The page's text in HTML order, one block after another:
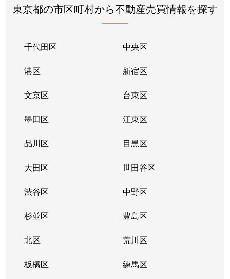
東京都の市区町村から不動産売買情報を探す
千代田区 中央区
港区 新宿区
文京区 台東区
墨田区 江東区
品川区 目黒区
大田区 世田谷区
渋谷区 中野区
杉並区 豊島区
北区 荒川区
板橋区 練馬区